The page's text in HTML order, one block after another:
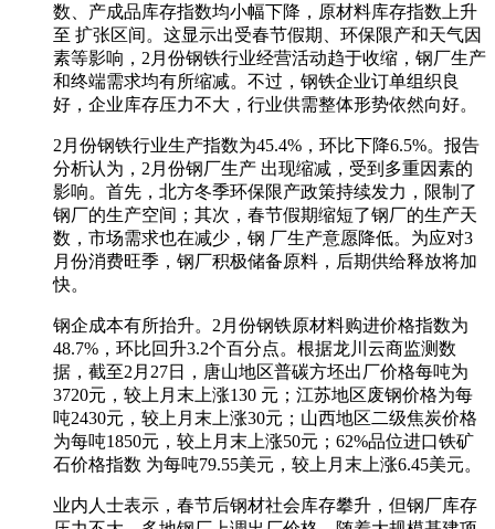
数、产成品库存指数均小幅下降，原材料库存指数上升
至 扩张区间。这显示出受春节假期、环保限产和天气因
素等影响，2月份钢铁行业经营活动趋于收缩，钢厂生产
和终端需求均有所缩减。不过，钢铁企业订单组织良
好，企业库存压力不大，行业供需整体形势依然向好。
2月份钢铁行业生产指数为45.4%，环比下降6.5%。报告
分析认为，2月份钢厂生产 出现缩减，受到多重因素的
影响。首先，北方冬季环保限产政策持续发力，限制了
钢厂的生产空间；其次，春节假期缩短了钢厂的生产天
数，市场需求也在减少，钢 厂生产意愿降低。为应对3
月份消费旺季，钢厂积极储备原料，后期供给释放将加
快。
钢企成本有所抬升。2月份钢铁原材料购进价格指数为
48.7%，环比回升3.2个百分点。根据龙川云商监测数
据，截至2月27日，唐山地区普碳方坯出厂价格每吨为
3720元，较上月末上涨130 元；江苏地区废钢价格为每
吨2430元，较上月末上涨30元；山西地区二级焦炭价格
为每吨1850元，较上月末上涨50元；62%品位进口铁矿
石价格指数 为每吨79.55美元，较上月末上涨6.45美元。
业内人士表示，春节后钢材社会库存攀升，但钢厂库存